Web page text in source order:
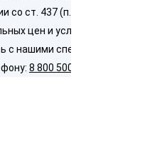
со ст. 437 (п. 2) ГК РФ. Для
цен и условий
с нашими специалистами по
8 800 500 5437